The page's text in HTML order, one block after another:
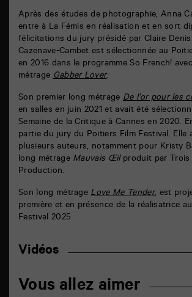
Après des études de photographie, Anna
entre à La Fémis en réalisation et en sort
félicitations du jury présidé par Claire Denis
Cazenave-Cambet est sélectionnée au
en 2016 dans le programme So French!
métrageGabber Lover.
Son premier long métrage De l’or pour les
en salles en juin 2021 et avait été
Semaine de la Critique à Cannes en 2020.
partie du jury du Poitiers Film Festival. Elle
plusieurs auteurs, notamment pour Kristy
long métrage Mauvais Œilproduit par Trois
Production.
Son long métrageLove Me Tender, est
première et en présence de la réalisatrice
Festival 2025
Vidéos
Vous allez aimer